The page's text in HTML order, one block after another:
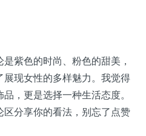
紫色的时尚、粉色的甜美，
现女性的多样魅力。我觉得
，更是选择一种生活态度。
分享你的看法，别忘了点赞